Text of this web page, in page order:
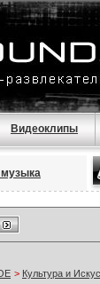
Видеоклипы
> Культура и